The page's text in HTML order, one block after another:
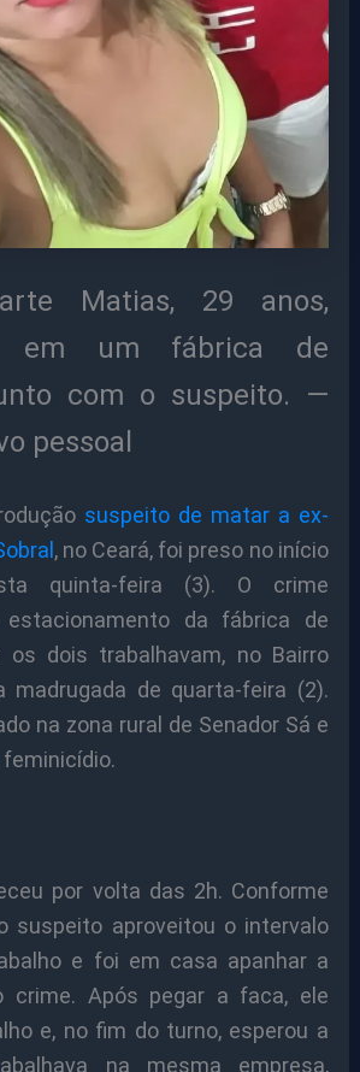
Matias, 29 anos,
em um fábrica de
com o suspeito. —
pessoal
suspeito de matar a ex-
, no Ceará, foi preso no início
quinta-feira (3). O crime
da fábrica de
os dois trabalhavam, no Bairro
madrugada de quarta-feira (2).
na zona rural de Senador Sá e
por volta das 2h. Conforme
suspeito aproveitou o intervalo
e foi em casa apanhar a
crime. Após pegar a faca, ele
e, no fim do turno, esperou a
na mesma empresa,